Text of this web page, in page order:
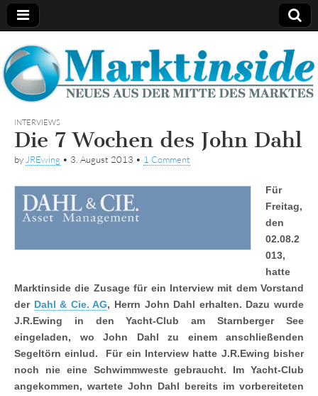
Marktinside
INTERVIEWS
Die 7 Wochen des John Dahl
byJREwing • 3. August 2013 • 1 Comment
Für
Freitag,
den
02.08.2
013,
hatte
Marktinside die Zusage für ein Interview mit dem Vorstand
der Dahl & Cie. AG, Herrn John Dahl erhalten. Dazu wurde
J.R.Ewing in den Yacht-Club am Starnberger See
eingeladen, wo John Dahl zu einem anschließenden
Segeltörn einlud.
Für ein Interview hatte J.R.Ewing bisher
noch nie eine Schwimmweste gebraucht. Im Yacht-Club
angekommen, wartete John Dahl bereits im vorbereiteten